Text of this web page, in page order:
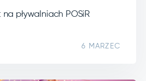
pływalniach POSiR
6 MARZEC